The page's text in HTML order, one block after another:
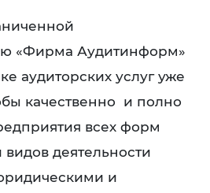
«Фирма Аудитинформ»
аудиторских услуг уже
качественно и полно
всех форм
видов деятельности
и